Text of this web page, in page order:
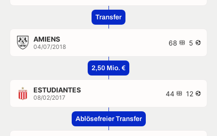
Transfer
AMIENS
04/07/2018 68 5
2,50 Mio. €
ESTUDIANTES
08/02/2017 44 12
Ablösefreier Transfer